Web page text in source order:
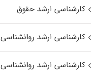
کارشناسی ارشد حقوق
کارشناسی ارشد روانشناسی
کارشناسی ارشد روانشناسی ۲